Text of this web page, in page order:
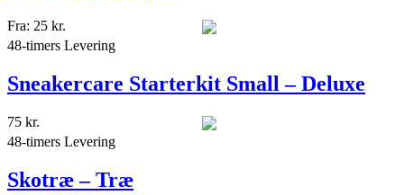
Fra: 25 kr.
48-timers Levering
Sneakercare Starterkit Small – Deluxe
75 kr.
48-timers Levering
Skotræ – Træ